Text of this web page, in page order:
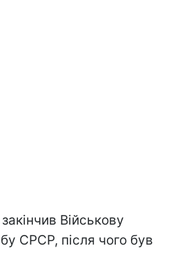
Військову
СРСР, після чого був